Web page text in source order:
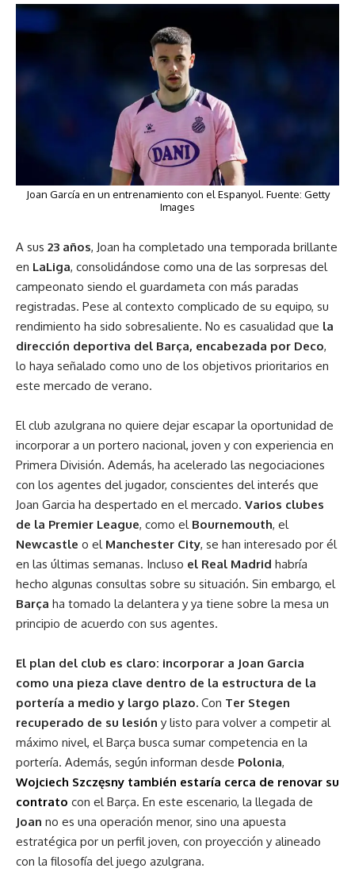
Joan García en un entrenamiento con el Espanyol. Fuente: Getty
Images
A sus 23 años, Joan ha completado una temporada brillante
en LaLiga, consolidándose como una de las sorpresas del
campeonato siendo el guardameta con más paradas
registradas. Pese al contexto complicado de su equipo, su
rendimiento ha sido sobresaliente. No es casualidad que la
dirección deportiva del Barça, encabezada por Deco,
lo haya señalado como uno de los objetivos prioritarios en
este mercado de verano.
El club azulgrana no quiere dejar escapar la oportunidad de
incorporar a un portero nacional, joven y con experiencia en
Primera División. Además, ha acelerado las negociaciones
con los agentes del jugador, conscientes del interés que
Joan Garcia ha despertado en el mercado. Varios clubes
de la Premier League, como el Bournemouth, el
Newcastle o el Manchester City, se han interesado por él
en las últimas semanas. Incluso el Real Madrid habría
hecho algunas consultas sobre su situación. Sin embargo, el
Barça ha tomado la delantera y ya tiene sobre la mesa un
principio de acuerdo con sus agentes.
El plan del club es claro: incorporar a Joan Garcia
como una pieza clave dentro de la estructura de la
portería a medio y largo plazo. Con Ter Stegen
recuperado de su lesión y listo para volver a competir al
máximo nivel, el Barça busca sumar competencia en la
portería. Además, según informan desde Polonia,
Wojciech Szczęsny también estaría cerca de renovar su
contrato con el Barça. En este escenario, la llegada de
Joan no es una operación menor, sino una apuesta
estratégica por un perfil joven, con proyección y alineado
con la filosofía del juego azulgrana.